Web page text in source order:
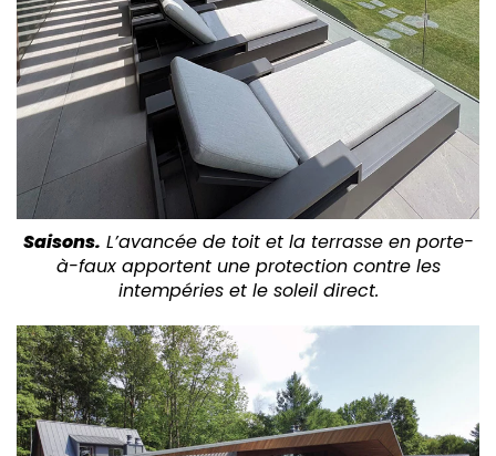
Saisons. L’avancée de toit et la terrasse en porte-
à-faux apportent une protection contre les
intempéries et le soleil direct.